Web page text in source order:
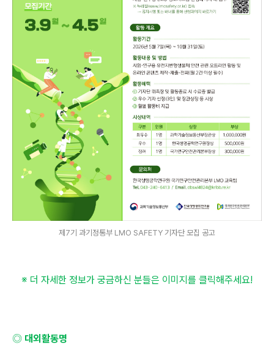
제7기 과기정통부 LMO SAFETY 기자단 모집 공고
※ 더 자세한 정보가 궁금하신 분들은 이미지를 클릭해주세요!
◎ 대외활동명